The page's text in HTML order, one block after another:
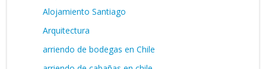
Alojamiento Santiago
Arquitectura
arriendo de bodegas en Chile